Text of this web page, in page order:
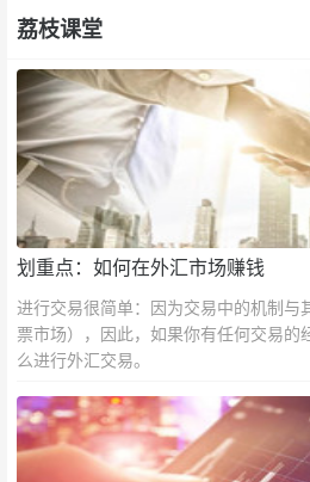
荔枝课堂
划重点：如何在外汇市场赚钱
进行交易很简单：因为交易中的机制与
票市场），因此，如果你有任何交易的
么进行外汇交易。